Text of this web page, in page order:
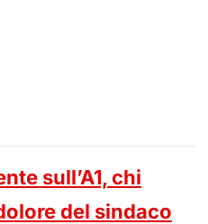
sull’A1, chi
del sindaco